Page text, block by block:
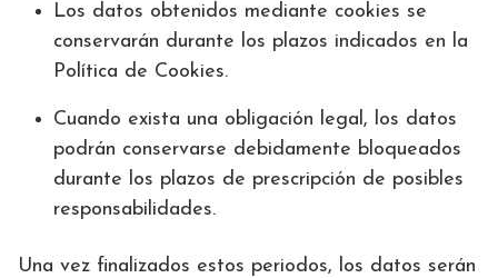
Los datos obtenidos mediante cookies se
conservarán durante los plazos indicados en la
Política de Cookies.
Cuando exista una obligación legal, los datos
podrán conservarse debidamente bloqueados
durante los plazos de prescripción de posibles
responsabilidades.
Una vez finalizados estos periodos, los datos serán